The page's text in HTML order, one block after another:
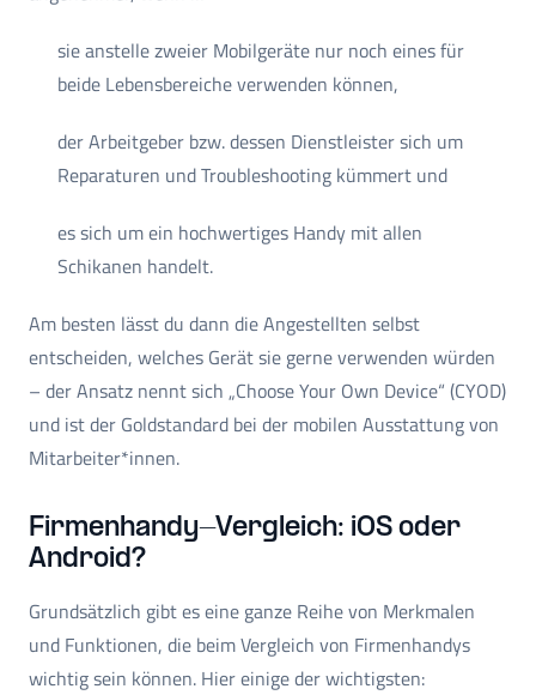
sie anstelle zweier Mobilgeräte nur noch eines für
beide Lebensbereiche verwenden können,
der Arbeitgeber bzw. dessen Dienstleister sich um
Reparaturen und Troubleshooting kümmert und
es sich um ein hochwertiges Handy mit allen
Schikanen handelt.
Am besten lässt du dann die Angestellten selbst
entscheiden, welches Gerät sie gerne verwenden würden
– der Ansatz nennt sich „Choose Your Own Device“ (CYOD)
und ist der Goldstandard bei der mobilen Ausstattung von
Mitarbeiter*innen.
Firmenhandy-Vergleich: iOS oder
Android?
Grundsätzlich gibt es eine ganze Reihe von Merkmalen
und Funktionen, die beim Vergleich von Firmenhandys
wichtig sein können. Hier einige der wichtigsten: